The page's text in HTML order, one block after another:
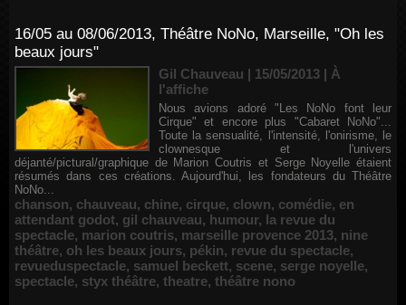
16/05 au 08/06/2013, Théâtre NoNo, Marseille, "Oh les
beaux jours"
Gil Chauveau | 15/05/2013 | À
l'affiche
Nous avions adoré "Les NoNo font leur
Cirque" et encore plus "Cabaret NoNo"...
Toute la sensualité, l'intensité, l'onirisme, le
clownesque et l'univers
déjanté/pictural/graphique de Marion Coutris et Serge Noyelle étaient
résumés dans ces créations. Aujourd'hui, les fondateurs du Théâtre
NoNo...
chanson, chauveau, chine, cirque, clown, comédie, en
attendant godot, gil chauveau, humour, la revue du
spectacle, marion coutris, marseille provence 2013, nine
théâtre, oh les beaux jours, pékin, revue du spectacle,
revueduspectacle, samuel beckett, scene, serge noyelle,
spectacle, styx théâtre, theatre, théâtre nono